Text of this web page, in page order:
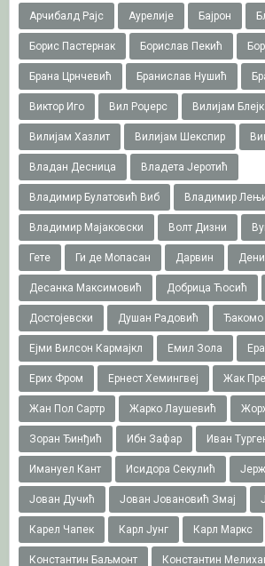
Арчибалд Рајс Аурелије Бајрон
Борис Пастернак Борислав Пекић
Брана Црнчевић Бранислав Нушић
Виктор Иго Вил Роџерс Вилијам Блејк
Вилијам Хазлит Вилијам Шекспир
Владан Десница Владета Јеротић
Владимир Булатовић Виб Владимир
Владимир Мајаковски Волт Дизни
Гете Ги де Мопасан Дарвин
Десанка Максимовић Добрица Ћосић
Достојевски Душан Радовић Ђакомо
Ејми Вилсон Кармајкл Емил Зола
Ерих Фром Ернест Хемингвеј Жак
Жан Пол Сартр Жарко Лаушевић
Зоран Ђинђић Ибн Зафар Иван
Имануел Кант Исидора Секулић
Јован Дучић Јован Јовановић Змај
Карел Чапек Карл Јунг Карл Маркс
Константин Баљмонт Константин